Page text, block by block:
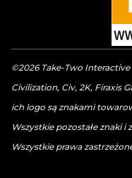
©2026 Take-Two Interactive
Civilization, Civ, 2K, Firaxis
ich logo są znakami
Wszystkie pozostałe znaki
Wszystkie prawa